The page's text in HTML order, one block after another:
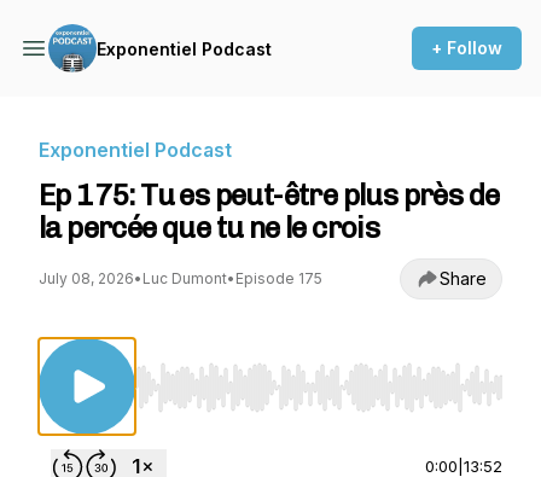
Exponentiel Podcast + Follow
Exponentiel Podcast
Ep 175: Tu es peut-être plus près de
la percée que tu ne le crois
July 08, 2026• Luc Dumont• Episode 175 Share
Use Left/Right to seek, Home/End to jump
0:00 13:52